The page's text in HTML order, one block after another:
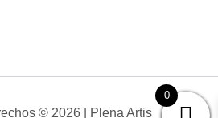
© 2026 | Plena Artis
0